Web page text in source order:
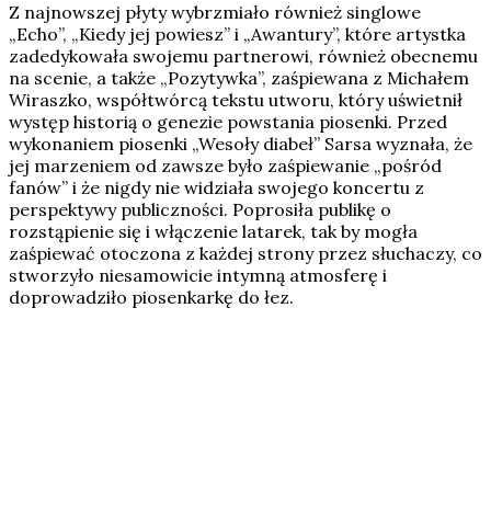
Z najnowszej płyty wybrzmiało również singlowe
„Echo”, „Kiedy jej powiesz” i „Awantury”, które artystka
zadedykowała swojemu partnerowi, również obecnemu
na scenie, a także „Pozytywka”, zaśpiewana z Michałem
Wiraszko, współtwórcą tekstu utworu, który uświetnił
występ historią o genezie powstania piosenki. Przed
wykonaniem piosenki „Wesoły diabeł” Sarsa wyznała, że
jej marzeniem od zawsze było zaśpiewanie „pośród
fanów” i że nigdy nie widziała swojego koncertu z
perspektywy publiczności. Poprosiła publikę o
rozstąpienie się i włączenie latarek, tak by mogła
zaśpiewać otoczona z każdej strony przez słuchaczy, co
stworzyło niesamowicie intymną atmosferę i
doprowadziło piosenkarkę do łez.